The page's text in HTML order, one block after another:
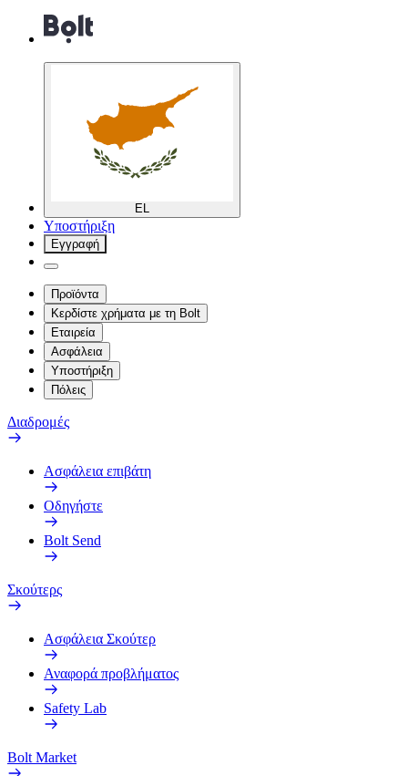
EL
Υποστήριξη
Εγγραφή
Προϊόντα
Κερδίστε χρήματα με τη Bolt
Εταιρεία
Ασφάλεια
Υποστήριξη
Πόλεις
Διαδρομές
Ασφάλεια επιβάτη
Οδηγήστε
Bolt Send
Σκούτερς
Ασφάλεια Σκούτερ
Αναφορά προβλήματος
Safety Lab
Bolt Market